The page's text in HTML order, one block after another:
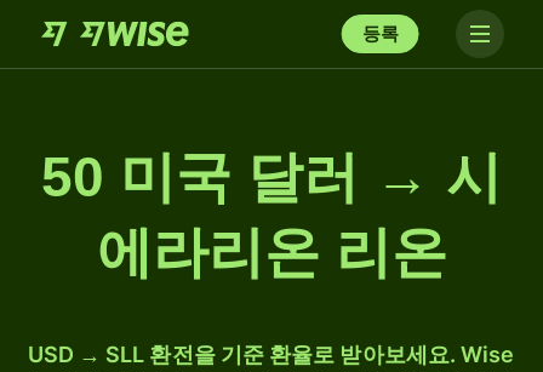
등록
50 미국 달러 → 시
에라리온 리온
USD → SLL 환전을 기준 환율로 받아보세요. Wise